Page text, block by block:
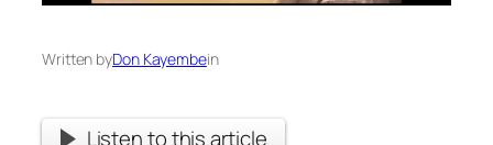
Written byDon Kayembein
Listen to this article